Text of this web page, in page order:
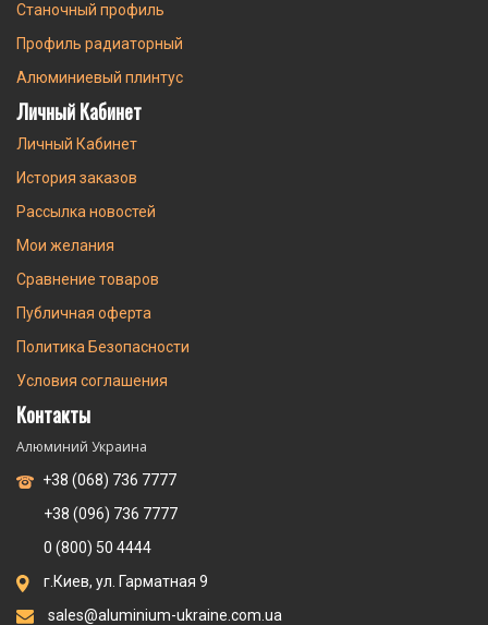
Станочный профиль
Профиль радиаторный
Алюминиевый плинтус
Личный Кабинет
Личный Кабинет
История заказов
Рассылка новостей
Мои желания
Сравнение товаров
Публичная оферта
Политика Безопасности
Условия соглашения
Контакты
Алюминий Украина
+38 (068) 736 7777
+38 (096) 736 7777
0 (800) 50 4444
г.Киев, ул. Гарматная 9
sales@aluminium-ukraine.com.ua